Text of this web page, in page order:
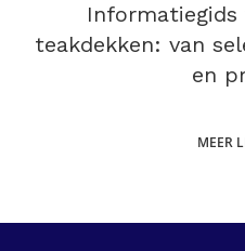
teakdekken: van
en
MEER